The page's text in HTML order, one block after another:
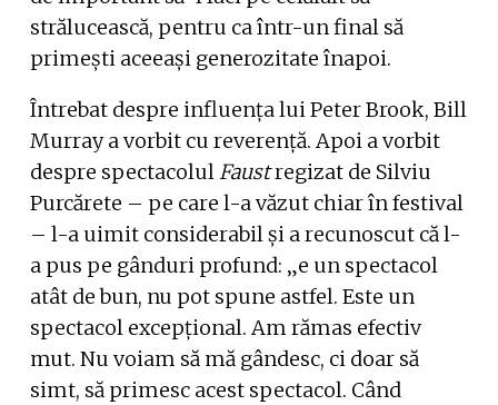
strălucească, pentru ca într-un final să
primești aceeași generozitate înapoi.
Întrebat despre influența lui Peter Brook, Bill
Murray a vorbit cu reverență. Apoi a vorbit
despre spectacolul Faustregizat de Silviu
Purcărete – pe care l-a văzut chiar în festival
– l-a uimit considerabil și a recunoscut că l-
a pus pe gânduri profund: „e un spectacol
atât de bun, nu pot spune astfel. Este un
spectacol excepțional. Am rămas efectiv
mut. Nu voiam să mă gândesc, ci doar să
simt, să primesc acest spectacol. Când